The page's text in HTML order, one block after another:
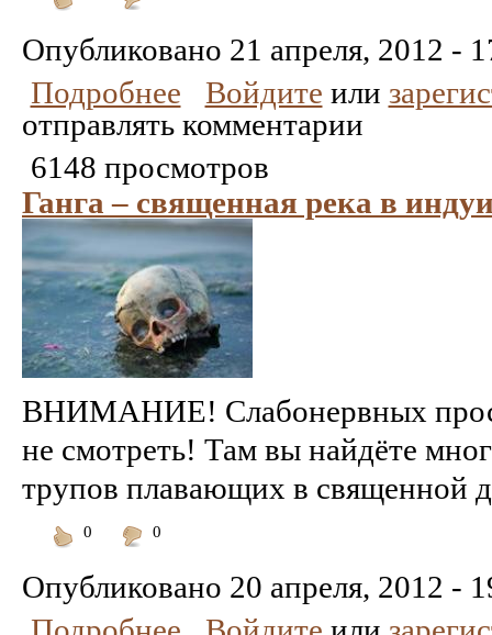
Опубликовано 21 апреля, 2012 -
Подробнее
Войдите или
отправлять комментарии
6148 просмотров
Ганга – священная река в
ВНИМАНИЕ! Слабонервных
не смотреть! Там вы найдёте
трупов плавающих в священной
0
0
Опубликовано 20 апреля, 2012 -